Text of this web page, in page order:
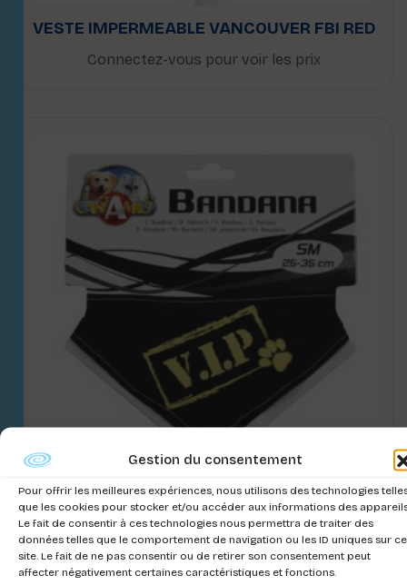
Gestion du consentement
Pour offrir les meilleures expériences, nous utilisons des technologies
que les cookies pour stocker et/ou accéder aux informations des
Le fait de consentir à ces technologies nous permettra de traiter des
données telles que le comportement de navigation ou les ID uniques sur ce
site. Le fait de ne pas consentir ou de retirer son consentement peut
affecter négativement certaines caractéristiques et fonctions.
VESTE IMPERMEABLE VANCOUVER FBI RED
Connectez-vous pour voir les prix
MOUCHOIR VIP
Connectez-vous pour voir les prix